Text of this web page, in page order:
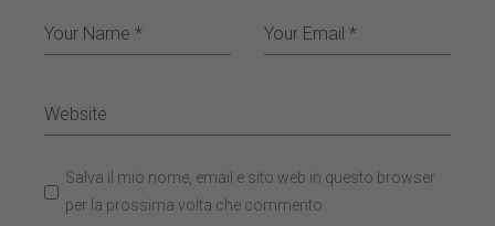
Salva il mio nome, email e sito web in questo browser
per la prossima volta che commento.